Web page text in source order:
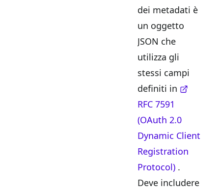
dei metadati è
un oggetto
JSON che
utilizza gli
stessi campi
definiti in
RFC 7591
(OAuth 2.0
Dynamic Client
Registration
Protocol) .
Deve includere